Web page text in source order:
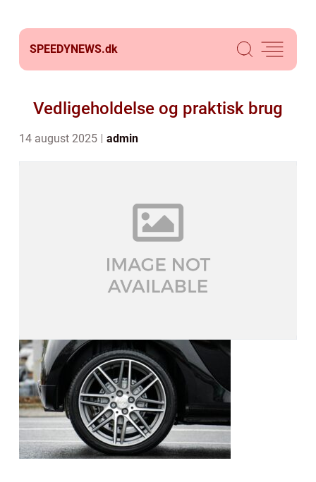
SPEEDYNEWS.dk
Vedligeholdelse og praktisk brug
14 august 2025 admin